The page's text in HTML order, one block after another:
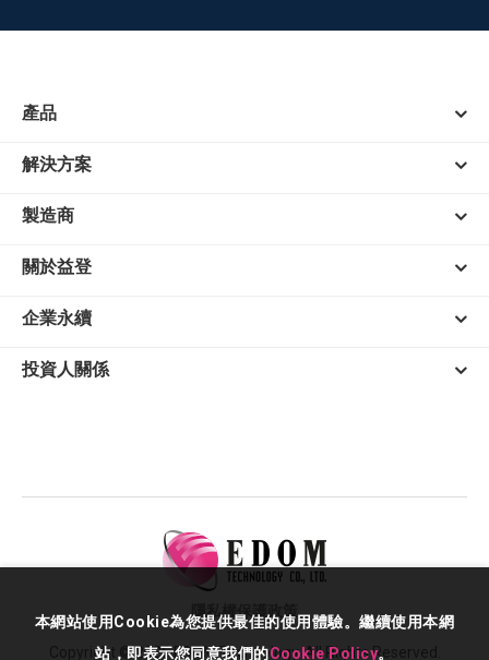
產品
解決方案
製造商
關於益登
企業永續
投資人關係
Copyright © 2026 EDOM Technology. All Rights Reserved.
隱私權保護政策
本網站使用Cookie為您提供最佳的使用體驗。繼續使用本網
站，即表示您同意我們的Cookie Policy。